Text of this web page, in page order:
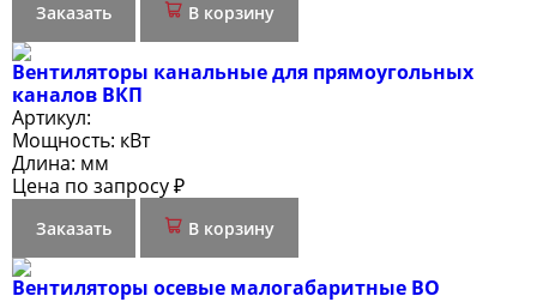
Заказать В корзину
Вентиляторы канальные для прямоугольных
каналов ВКП
Артикул:
Мощность: кВт
Длина: мм
Цена по запросу ₽
Заказать В корзину
Вентиляторы осевые малогабаритные ВО